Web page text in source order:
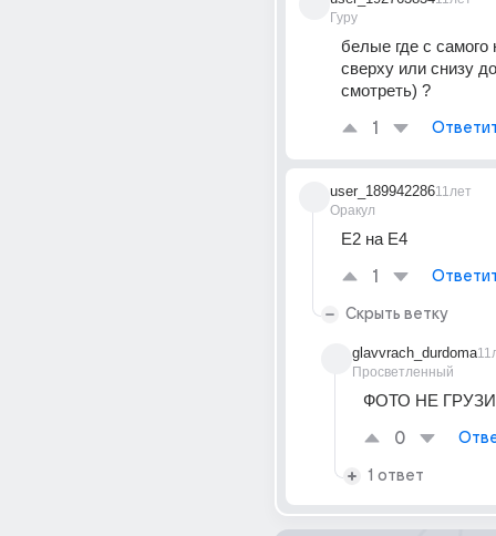
Гуру
белые где с
сверху или снизу
смотреть) ?
1
user_189942286
Оракул
11лет
Е2 на Е4
1
Скрыть ветку
glavvrach_durdoma
Просветленный
ФОТО НЕ
0
1 ответ